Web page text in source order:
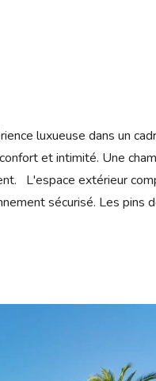
luxueuse dans un
et intimité. Une
L'espace extérieur
sécurisé. Les pins